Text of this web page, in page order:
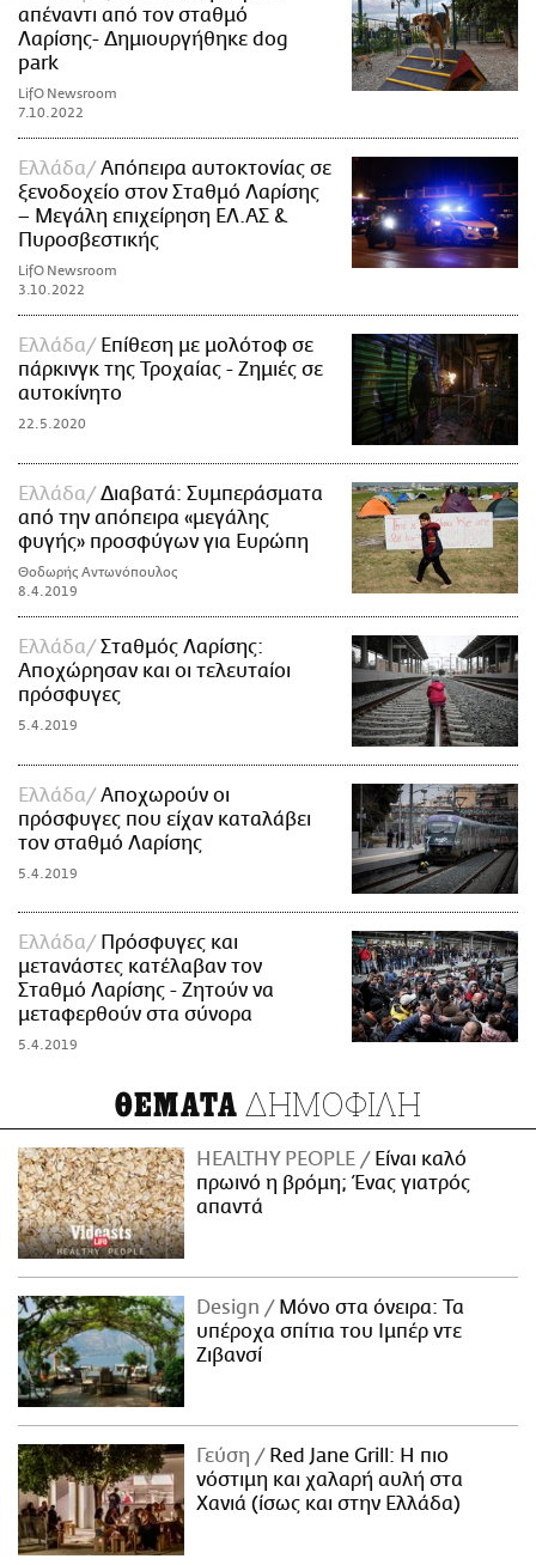
απέναντι από τον σταθμό
Λαρίσης- Δημιουργήθηκε dog
park
LifO Newsroom
7.10.2022
Ελλάδα
Απόπειρα αυτοκτονίας σε
ξενοδοχείο στον Σταθμό Λαρίσης
– Μεγάλη επιχείρηση ΕΛ.ΑΣ &
Πυροσβεστικής
LifO Newsroom
3.10.2022
Ελλάδα
Επίθεση με μολότοφ σε
πάρκινγκ της Τροχαίας - Ζημιές σε
αυτοκίνητο
22.5.2020
Ελλάδα
Διαβατά: Συμπεράσματα
από την απόπειρα «μεγάλης
φυγής» προσφύγων για Ευρώπη
Θοδωρής Αντωνόπουλος
8.4.2019
Ελλάδα
Σταθμός Λαρίσης:
Αποχώρησαν και οι τελευταίοι
πρόσφυγες
5.4.2019
Ελλάδα
Αποχωρούν οι
πρόσφυγες που είχαν καταλάβει
τον σταθμό Λαρίσης
5.4.2019
Ελλάδα
Πρόσφυγες και
μετανάστες κατέλαβαν τον
Σταθμό Λαρίσης - Ζητούν να
μεταφερθούν στα σύνορα
5.4.2019
ΘΕΜΑΤΑ ΔΗΜΟΦΙΛΗ
HEALTHY PEOPLE
Είναι καλό
πρωινό η βρόμη; Ένας γιατρός
απαντά
Design
Μόνο στα όνειρα: Τα
υπέροχα σπίτια του Ιμπέρ ντε
Ζιβανσί
Γεύση
Red Jane Grill: Η πιο
νόστιμη και χαλαρή αυλή στα
Χανιά (ίσως και στην Ελλάδα)